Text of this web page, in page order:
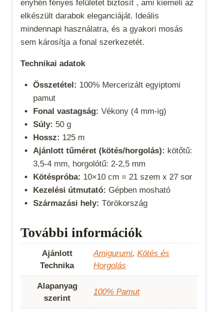
enyhén fényes felületet biztosít , ami kiemeli az
elkészült darabok eleganciáját. Ideális
mindennapi használatra, és a gyakori mosás
sem károsítja a fonal szerkezetét.
Technikai adatok
Összetétel: 100% Mercerizált egyiptomi
pamut
Fonal vastagság: Vékony (4 mm-ig)
Súly: 50 g
Hossz: 125 m
Ajánlott tűméret (kötés/horgolás): kötőtű:
3,5-4 mm, horgolótű: 2-2,5 mm
Kötéspróba: 10×10 cm = 21 szem x 27 sor
Kezelési útmutató: Gépben mosható
Származási hely: Törökország
További információk
Ajánlott
Technika
Amigurumi, Kötés és
Horgolás
Alapanyag
szerint
100% Pamut